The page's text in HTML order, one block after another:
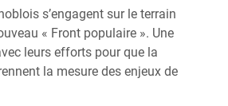
s’engagent sur le ter­rain
« Front popu­laire ». Une
leurs efforts pour que la
la mesure des enjeux de